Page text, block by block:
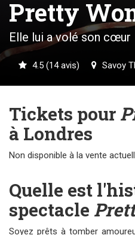
Pretty
Elle lui a volé son cœur
4.5 (14 avis) Savoy
Tickets pour
à Londres
Non disponible à la vente
Quelle est
spectacle
Soyez prêts à tomber